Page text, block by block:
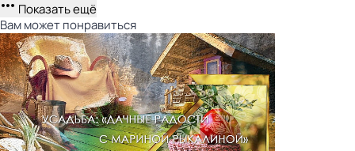
Показать ещё
Вам может понравиться